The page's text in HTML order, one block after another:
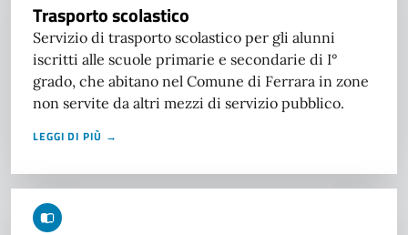
Trasporto scolastico
Servizio di trasporto scolastico per gli alunni
iscritti alle scuole primarie e secondarie di I°
grado, che abitano nel Comune di Ferrara in zone
non servite da altri mezzi di servizio pubblico.
LEGGI DI PIÙ →